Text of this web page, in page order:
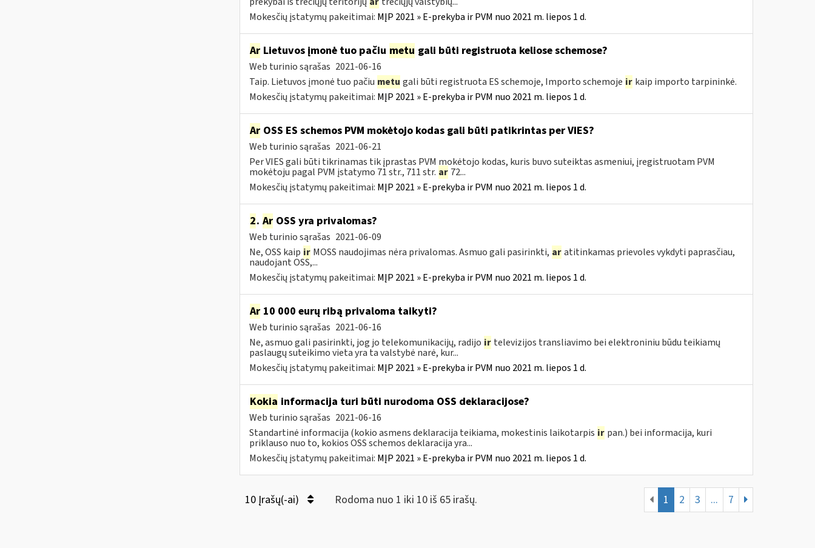
Mokesčių įstatymų pakeitimai: MĮP 2021 » E-prekyba ir PVM nuo 2021 m. liepos 1 d.
ArLietuvos įmonė tuo pačiu metu gali būti registruota keliose schemose?
Web turinio sąrašas 2021-06-16
Taip. Lietuvos įmonė tuo pačiu metu gali būti registruota ES schemoje, Importo schemoje ir kaip importo tarpininkė.
Mokesčių įstatymų pakeitimai: MĮP 2021 » E-prekyba ir PVM nuo 2021 m. liepos 1 d.
ArOSS ES schemos PVM mokėtojo kodas gali būti patikrintas per VIES?
Web turinio sąrašas 2021-06-21
Per VIES gali būti tikrinamas tik įprastas PVM mokėtojo kodas, kuris buvo suteiktas asmeniui, įregistruotam PVM
mokėtoju pagal PVM įstatymo 71 str., 711 str. ar 72...
Mokesčių įstatymų pakeitimai: MĮP 2021 » E-prekyba ir PVM nuo 2021 m. liepos 1 d.
2. ArOSS yra privalomas?
Web turinio sąrašas 2021-06-09
Ne, OSS kaip ir MOSS naudojimas nėra privalomas. Asmuo gali pasirinkti, ar atitinkamas prievoles vykdyti paprasčiau,
naudojant OSS,...
Mokesčių įstatymų pakeitimai: MĮP 2021 » E-prekyba ir PVM nuo 2021 m. liepos 1 d.
Ar10 000 eurų ribą privaloma taikyti?
Web turinio sąrašas 2021-06-16
Ne, asmuo gali pasirinkti, jog jo telekomunikacijų, radijo ir televizijos transliavimo bei elektroniniu būdu teikiamų
paslaugų suteikimo vieta yra ta valstybė narė, kur...
Mokesčių įstatymų pakeitimai: MĮP 2021 » E-prekyba ir PVM nuo 2021 m. liepos 1 d.
Kokia informacija turi būti nurodoma OSS deklaracijose?
Web turinio sąrašas 2021-06-16
Standartinė informacija (kokio asmens deklaracija teikiama, mokestinis laikotarpis ir pan.) bei informacija, kuri
priklauso nuo to, kokios OSS schemos deklaracija yra...
Mokesčių įstatymų pakeitimai: MĮP 2021 » E-prekyba ir PVM nuo 2021 m. liepos 1 d.
10 Įrašų(-ai) Rodoma nuo 1 iki 10 iš 65 irašų. 1 2 3 ... 7